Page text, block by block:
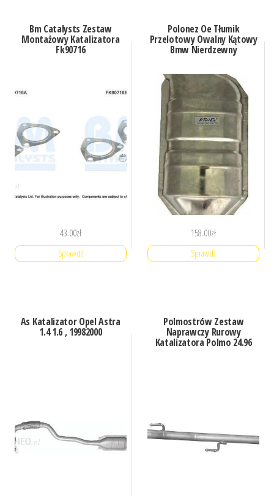
Bm Catalysts Zestaw
Montażowy Katalizatora
Fk90716
43.00zł
Sprawdź
Polonez Oe Tłumik
Przelotowy Owalny Kątowy
Bmw Nierdzewny
158.00zł
Sprawdź
As Katalizator Opel Astra
1.4 1.6 , 19982000
Polmostrów Zestaw
Naprawczy Rurowy
Katalizatora Polmo 24.96